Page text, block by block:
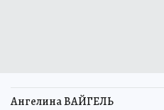
Ангелина ВАЙГЕЛЬ